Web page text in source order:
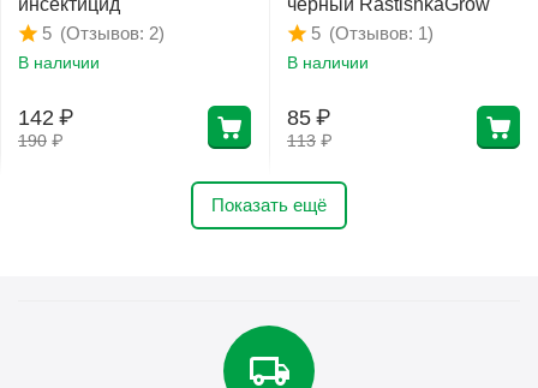
инсектицид
(Отзывов: 2)
5
В наличии
190 ₽
142 ₽
чёрный RastishkaGrow
(Отзывов: 1)
5
В наличии
113 ₽
85 ₽
Показать ещё